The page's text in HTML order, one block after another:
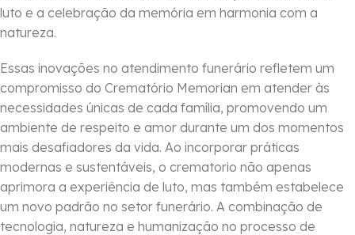
luto e a celebração da memória em harmonia com a
natureza.
Essas inovações no atendimento funerário refletem um
compromisso do Crematório Memorian em atender às
necessidades únicas de cada família, promovendo um
ambiente de respeito e amor durante um dos momentos
mais desafiadores da vida. Ao incorporar práticas
modernas e sustentáveis, o crematorio não apenas
aprimora a experiência de luto, mas também estabelece
um novo padrão no setor funerário. A combinação de
tecnologia, natureza e humanização no processo de